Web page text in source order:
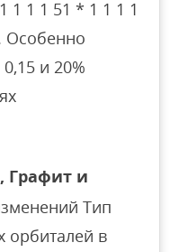
1 1 1 51 * 1 1 1 1
Особенно
и 20%
Графит и
Тип
орбиталей в